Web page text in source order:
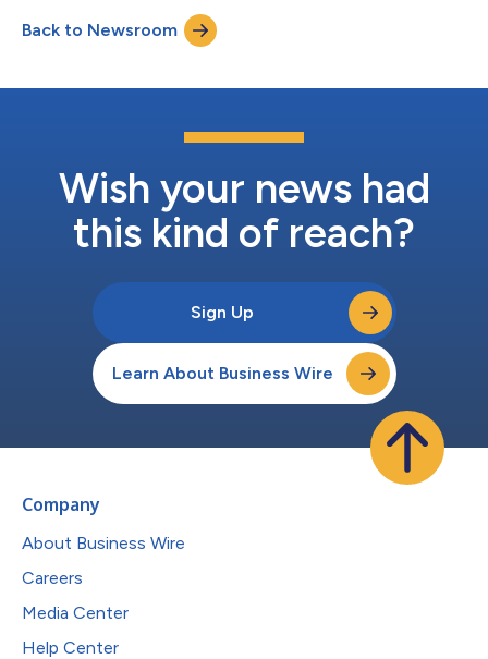
(Catanduanes Island)的比科爾(Bicol)、奎松(Quezon)和比拉克
(Virac)受到的打擊最為嚴重，據估計有90%的建築物被毀。通訊
線路中斷，被困居民得不到水電供應。 WorldRemit菲律賓國家主
不利影響，但是現在還須應付這場天然災害所造成的破壞。因此，
用。許多當地人將依靠這類收入來源幫助他們重建生活。隨著通訊
線路的中斷，我們知道散居國外的人將急於透過匯款與家人和朋友
和支援的方式。」...
Back to Newsroom
Wish your news had
this kind of reach?
Sign Up
Learn About Business Wire
Company
About Business Wire
Careers
Media Center
Help Center